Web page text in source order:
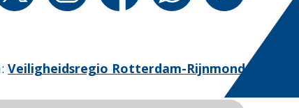
: Veiligheidsregio Rotterdam-Rijnmond